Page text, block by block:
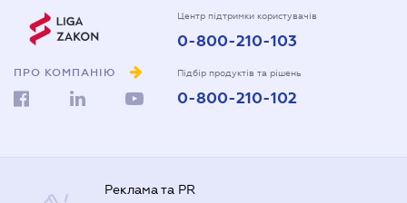
ПРО КОМПАНІЮ
Центр підтримки користувачів
0-800-210-103
Підбір продуктів та рішень
0-800-210-102
Реклама та PR